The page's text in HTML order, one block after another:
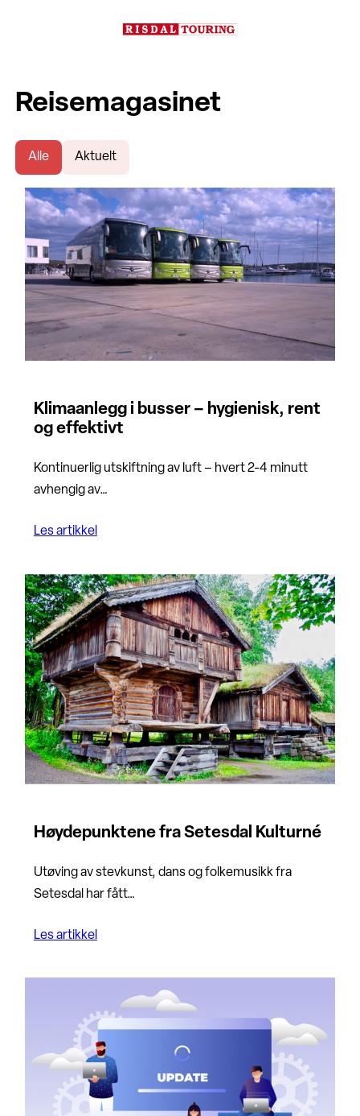
Reisemagasinet
Alle Aktuelt
Klimaanlegg i busser – hygienisk, rent
og effektivt
Kontinuerlig utskiftning av luft – hvert 2-4 minutt
avhengig av…
Les artikkel
Høydepunktene fra Setesdal Kulturné
Utøving av stevkunst, dans og folkemusikk fra
Setesdal har fått…
Les artikkel